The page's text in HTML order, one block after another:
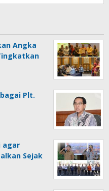
Angka
Plt.
agar
Sejak